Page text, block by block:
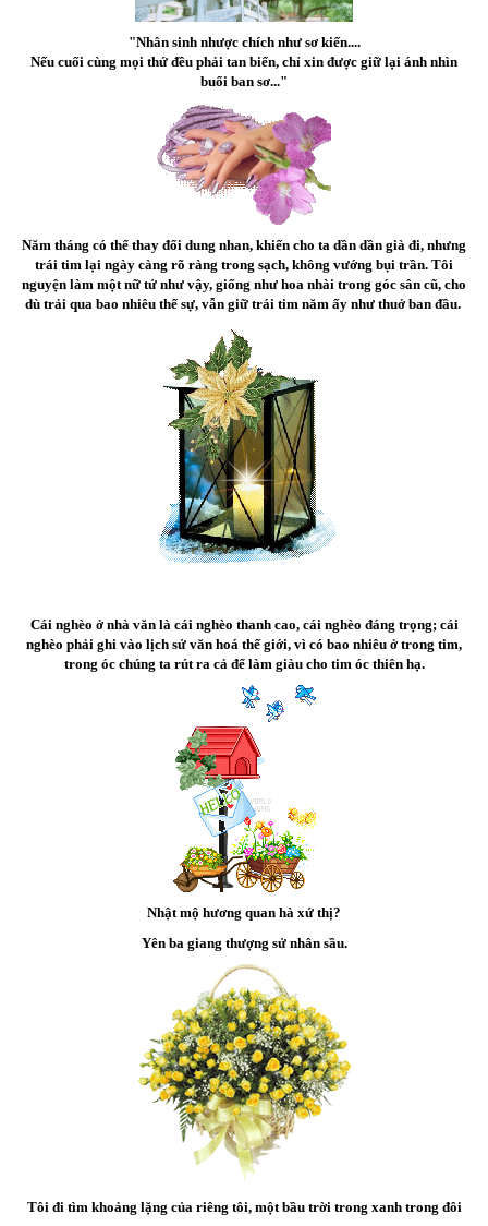
"Nhân sinh nhược chích như sơ kiến....
Nếu cuối cùng mọi thứ đều phải tan biến, chỉ xin được giữ lại ánh nhìn
buổi ban sơ..."
Năm tháng có thể thay đổi dung nhan, khiến cho ta dần dần già đi, nhưng
trái tim lại ngày càng rõ ràng trong sạch, không vướng bụi trần. Tôi
nguyện làm một nữ tử như vậy, giống như hoa nhài trong góc sân cũ, cho
dù trải qua bao nhiêu thế sự, vẫn giữ trái tim năm ấy như thuở ban đầu.
Cái nghèo ở nhà văn là cái nghèo thanh cao, cái nghèo đáng trọng; cái
nghèo phải ghi vào lịch sử văn hoá thế giới, vì có bao nhiêu ở trong tim,
trong óc chúng ta rút ra cả để làm giàu cho tim óc thiên hạ.
Nhật mộ hương quan hà xứ thị?
Yên ba giang thượng sử nhân sầu.
Tôi đi tìm khoảng lặng của riêng tôi, một bầu trời trong xanh trong đôi